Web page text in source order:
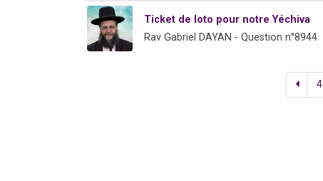
Ticket de loto pour notre Yéchiva
Rav Gabriel DAYAN - Question n°8944
4